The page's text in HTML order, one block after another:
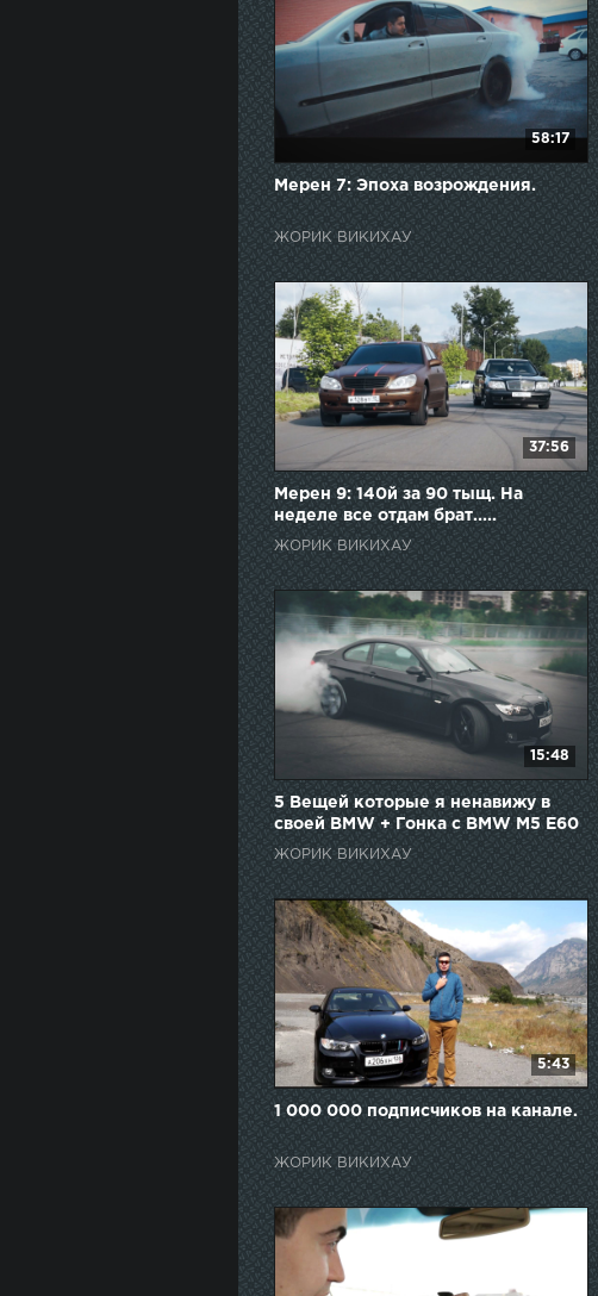
58:17
Мерен 7: Эпоха возрождения.
ЖОРИК ВИКИХАУ
37:56
Мерен 9: 140й за 90 тыщ. На
неделе все отдам брат.....
ЖОРИК ВИКИХАУ
15:48
5 Вещей которые я ненавижу в
своей BMW + Гонка с BMW M5 E60
ЖОРИК ВИКИХАУ
5:43
1 000 000 подписчиков на канале.
ЖОРИК ВИКИХАУ